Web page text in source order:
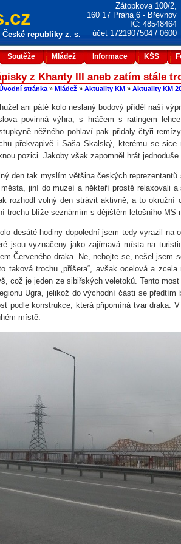
České republiky z. s.
Zátopkova 100/2,
160 17 Praha 6 - Břevnov
IČ: 48548464
účet 1721907504 / 0600
Soutěže Mládež Informace KŠS
z Khanty III aneb zatím stále
stránka » Mládež » Aktuality KM » Aktuality KM
ani páté kolo neslaný bodový příděl naší
povinná výhra, s hráčem s ratingem
něžného pohlaví pak přidaly čtyři
překvapivě i Saša Skalský, kterému se
pozici. Jakoby však zapomněl hrát jednoduše
den tak myslím většina českých
jiní do muzeí a někteří prostě relaxovali
rozhodl volný den strávit aktivně, a to okružní
trochu blíže seznámím s dějištěm letošního MS
desáté hodiny dopolední jsem tedy vyrazil na
jsou vyznačeny jako zajímavá místa na
Červeného draka. Ne, nebojte se, nešel
taková trochu „příšera“, avšak ocelová a
což je jeden ze sibiřských veletoků. Tento
Ugra, jelikož do východní části se
podle konstrukce, která připomíná tvar draka.
místě.